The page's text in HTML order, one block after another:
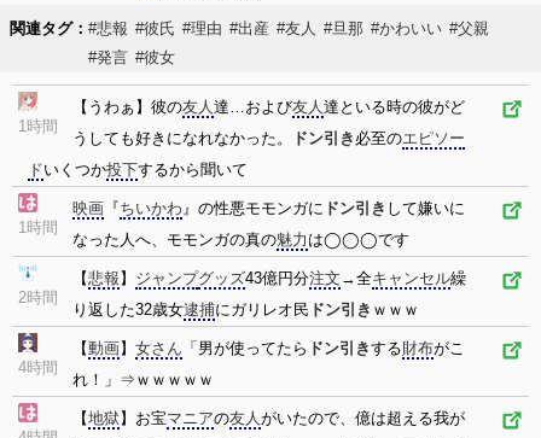
関連タグ： #悲報 #彼氏 #理由 #出産 #友人 #旦那 #かわいい #父親
#発言 #彼女
1時間
【うわぁ】彼の友人達…および友人達といる時の彼がど
うしても好きになれなかった。
ドン引き 必至のエピソー
ドいくつか投下するから聞いて
1時間
映画 『ちいかわ』の性悪モモンガに ドン引き して嫌いに
なった人へ、モモンガの真の魅力 は◯◯◯です
2時間
【悲報 】 ジャンプグッズ43億円分注文 →全キャンセル繰
り返した32歳女逮捕にガリレオ民 ドン引き ｗｗｗ
4時間
【動画】 女さん 「男が使ってたら ドン引きする財布がこ
れ！」⇒ｗｗｗｗｗ
【地獄 】お宝マニアの友人がいたので、億は超える我が